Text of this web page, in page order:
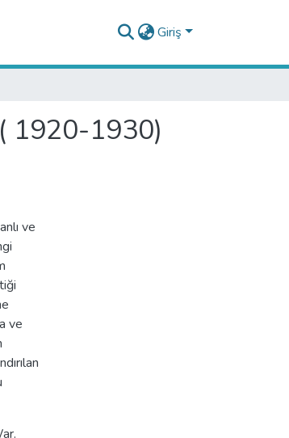
Giriş
1920-1930)
ve
ve